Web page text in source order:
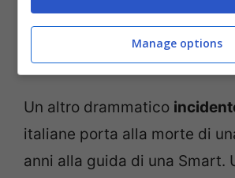
Un altro drammatico
italiane porta alla morte di
anni alla guida di una Smart.
Manage options